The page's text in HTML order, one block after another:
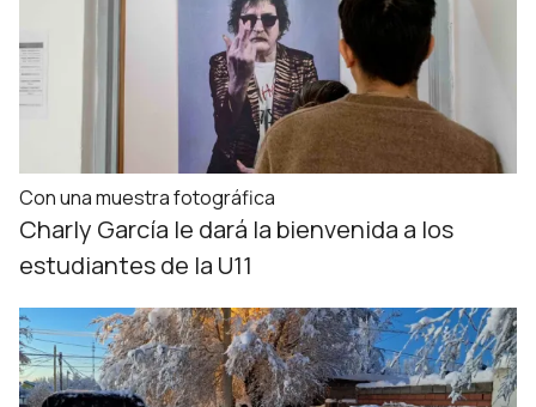
Con una muestra fotográfica
Charly García le dará la bienvenida a los
estudiantes de la U11